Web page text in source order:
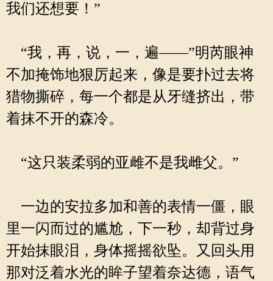
我们还想要！”
“我，再，说，一，遍——”明芮眼神
不加掩饰地狠厉起来，像是要扑过去将
猎物撕碎，每一个都是从牙缝挤出，带
着抹不开的森冷。
“这只装柔弱的亚雌不是我雌父。”
一边的安拉多加和善的表情一僵，眼
里一闪而过的尴尬，下一秒，却背过身
开始抹眼泪，身体摇摇欲坠。又回头用
那对泛着水光的眸子望着奈达德，语气